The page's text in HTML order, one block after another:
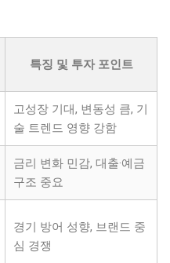
특징 및 투자 포인트
고성장 기대, 변동성 큼, 기
술 트렌드 영향 강함
금리 변화 민감, 대출·예금
구조 중요
경기 방어 성향, 브랜드 중
심 경쟁